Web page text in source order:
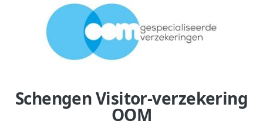
Schengen Visitor-verzekering
OOM